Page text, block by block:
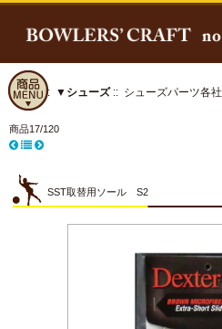
ホーム:: ▼シューズ:: シューズパーツ各社
商品17/120
SST取替用ソール S2